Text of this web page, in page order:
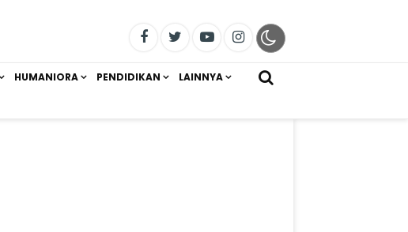
HUMANIORA PENDIDIKAN LAINNYA